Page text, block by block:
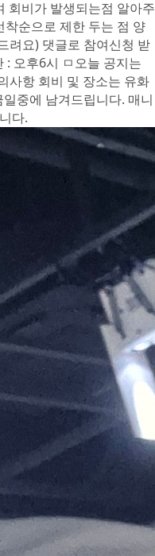
회비가 발생되는점 알아주
순으로 제한 두는 점 양
려요) 댓글로 참여신청 받
오후6시 ㅁ오늘 공지는
사항 회비 및 장소는 유화
중에 남겨드립니다. 매니
다.